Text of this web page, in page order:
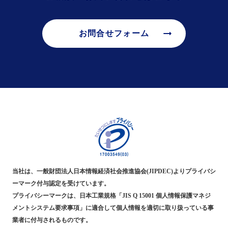
お問合せフォーム arrow_right_alt
当社は、一般財団法人日本情報経済社会推進協会(JIPDEC)よりプライバシ
ーマーク付与認定を受けています。
プライバシーマークは、日本工業規格「JIS Q 15001 個人情報保護マネジ
メントシステム要求事項」に適合して個人情報を適切に取り扱っている事
業者に付与されるものです。